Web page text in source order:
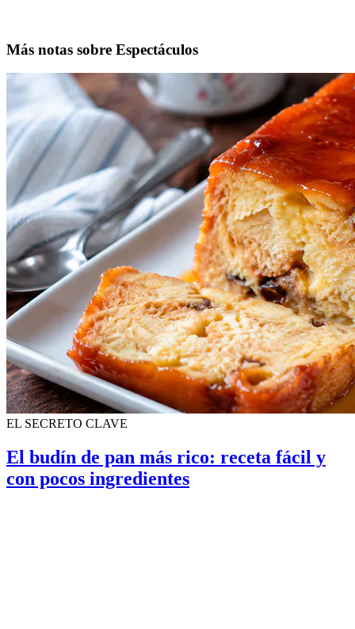
Más notas sobre Espectáculos
EL SECRETO CLAVE
El budín de pan más rico: receta fácil y
con pocos ingredientes